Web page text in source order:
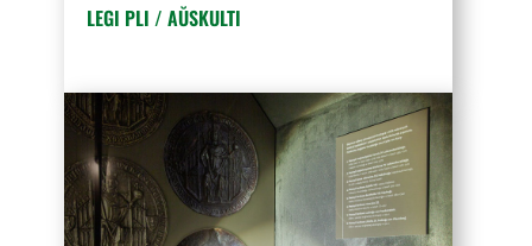
LEGI PLI / AŬSKULTI